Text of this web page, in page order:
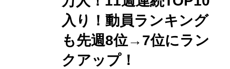
入り！動員ランキング
も先週8位→7位にラン
クアップ！